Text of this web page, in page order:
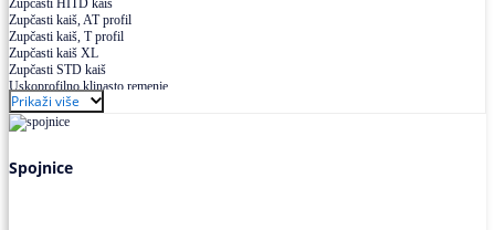
Zupčasti kaiš, AT profil
Zupčasti kaiš, T profil
Zupčasti kaiš XL
Zupčasti STD kaiš
Uskoprofilno klinasto remenje
Uskoprofilno klinasto remenje spojeno
Uskoprofilno klinasto remenje XP extra power
Višekanalno remenje PJ,PK
Prikaži više
Spojnice